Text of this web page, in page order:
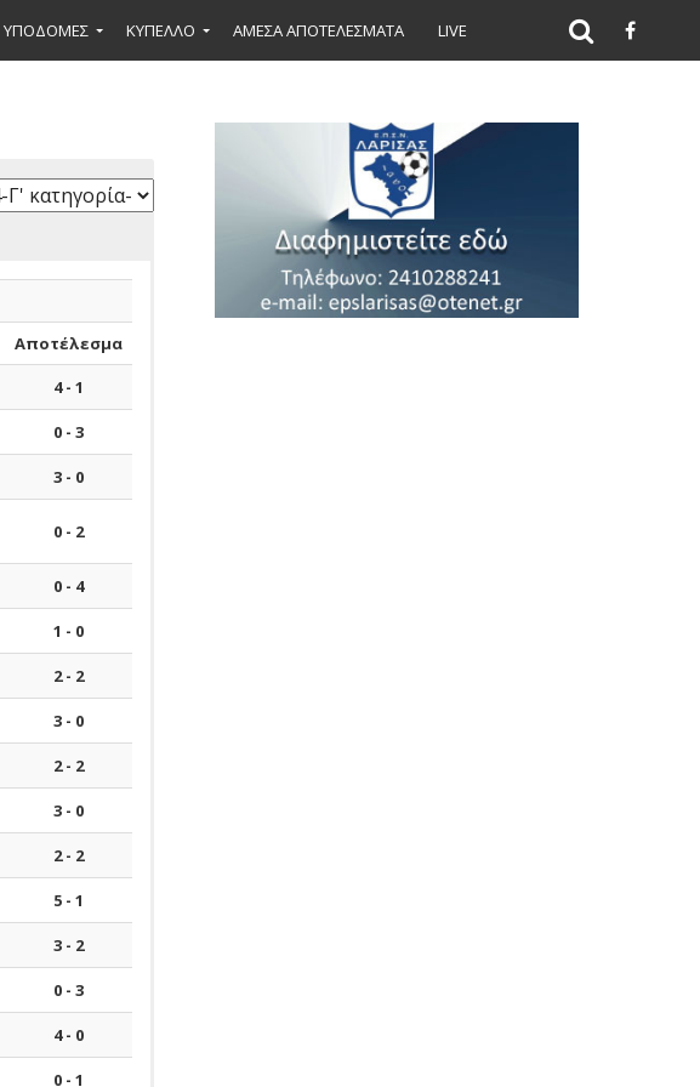
ΥΠΟΔΟΜΕΣ ΚΥΠΕΛΛΟ ΑΜΕΣΑ ΑΠΟΤΕΛΕΣΜΑΤΑ LIVE
Αποτέλεσμα
4 - 1
0 - 3
3 - 0
0 - 2
0 - 4
1 - 0
2 - 2
3 - 0
2 - 2
3 - 0
2 - 2
5 - 1
3 - 2
0 - 3
4 - 0
0 - 1